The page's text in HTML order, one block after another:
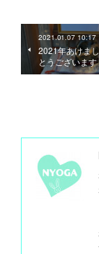
2021.01.07 10:17
2021年あけま
とうございます